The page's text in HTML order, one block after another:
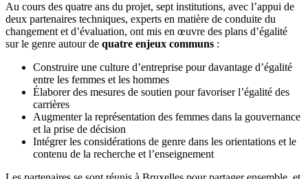
Au cours des quatre ans du projet, sept institutions, avec l’appui de
deux partenaires techniques, experts en matière de conduite du
changement et d’évaluation, ont mis en œuvre des plans d’égalité
sur le genre autour de quatre enjeux communs :
Construire une culture d’entreprise pour davantage d’égalité
entre les femmes et les hommes
Élaborer des mesures de soutien pour favoriser l’égalité des
carrières
Augmenter la représentation des femmes dans la gouvernance
et la prise de décision
Intégrer les considérations de genre dans les orientations et le
contenu de la recherche et l’enseignement